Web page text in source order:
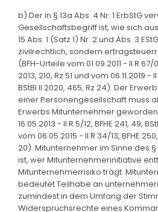
b) Der in § 13a Abs. 4 Nr. 1 ErbStG
Gesellschaftsbegriff ist, wie sich
15 Abs. 1 (Satz 1) Nr. 2 und Abs. 3
zivilrechtlich, sondern
(BFH-Urteile vom 01.09.2011 - II R 67/
2013, 210, Rz 51 und vom 06.11.2019 -
BStBl II 2020, 465, Rz 24). Der
einer Personengesellschaft muss
Erwerbs Mitunternehmer
16.05.2013 - II R 5/12, BFHE 241, 49,
vom 06.05.2015 - II R 34/13, BFHE 250,
20). Mitunternehmer im Sinne des §
ist, wer Mitunternehmerinitiative
Mitunternehmerrisiko trägt.
bedeutet Teilhabe an
zumindest in dem Umfang der
Widerspruchsrechte eines